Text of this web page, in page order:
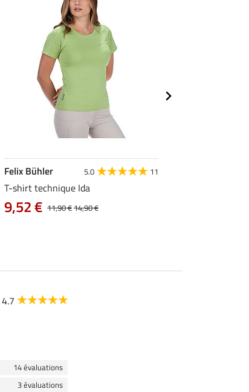
Felix Bühler 5.0 11
T-shirt technique Ida
11,90 €14,90 €
9,52 €
4.7
14 évaluations
3 évaluations